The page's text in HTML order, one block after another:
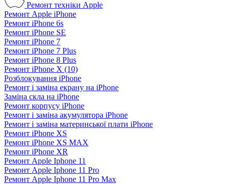
Ремонт техніки Apple
Ремонт Apple iPhone
Ремонт iPhone 6s
Ремонт iPhone SE
Ремонт iPhone 7
Ремонт iPhone 7 Plus
Ремонт iPhone 8 Plus
Ремонт iPhone X (10)
Розблокування iPhone
Ремонт і заміна екрану на iPhone
Заміна скла на iPhone
Ремонт корпусу iPhone
Ремонт і заміна акумулятора iPhone
Ремонт і заміна материнської плати iPhone
Ремонт iPhone XS
Ремонт iPhone XS MAX
Ремонт iPhone XR
Ремонт Apple Iphone 11
Ремонт Apple Iphone 11 Pro
Ремонт Apple Iphone 11 Pro Max